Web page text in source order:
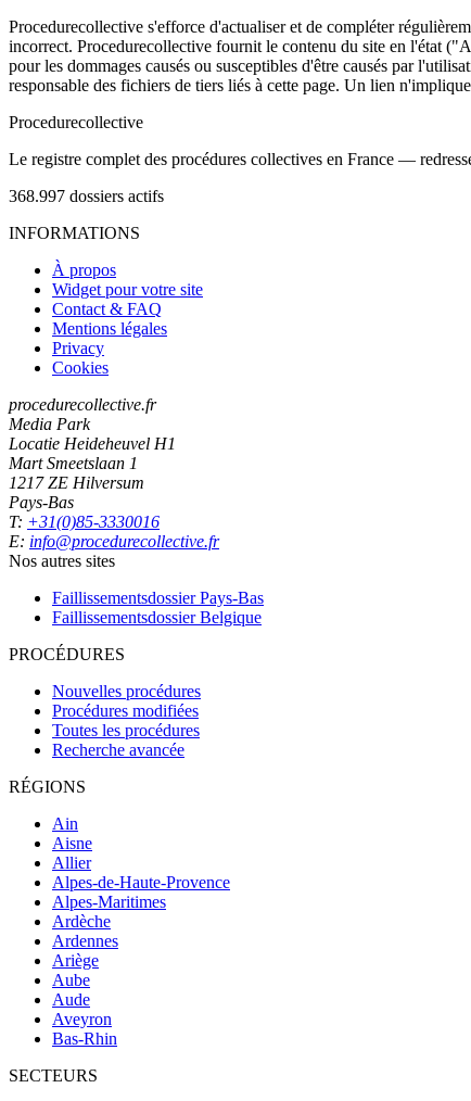
Procedurecollective s'efforce d'actualiser et de compléter
incorrect. Procedurecollective fournit le contenu du site en l'état
pour les dommages causés ou susceptibles d'être causés par
responsable des fichiers de tiers liés à cette page. Un lien
Procedurecollective
Le registre complet des procédures collectives en France —
368.997 dossiers actifs
INFORMATIONS
À propos
Widget pour votre site
Contact & FAQ
Mentions légales
Privacy
Cookies
procedurecollective.fr
Media Park
Locatie Heideheuvel H1
Mart Smeetslaan 1
1217 ZE Hilversum
Pays-Bas
T: +31(0)85-3330016
E: info@procedurecollective.fr
Nos autres sites
Faillissementsdossier Pays-Bas
Faillissementsdossier Belgique
PROCÉDURES
Nouvelles procédures
Procédures modifiées
Toutes les procédures
Recherche avancée
RÉGIONS
Ain
Aisne
Allier
Alpes-de-Haute-Provence
Alpes-Maritimes
Ardèche
Ardennes
Ariège
Aube
Aude
Aveyron
Bas-Rhin
SECTEURS